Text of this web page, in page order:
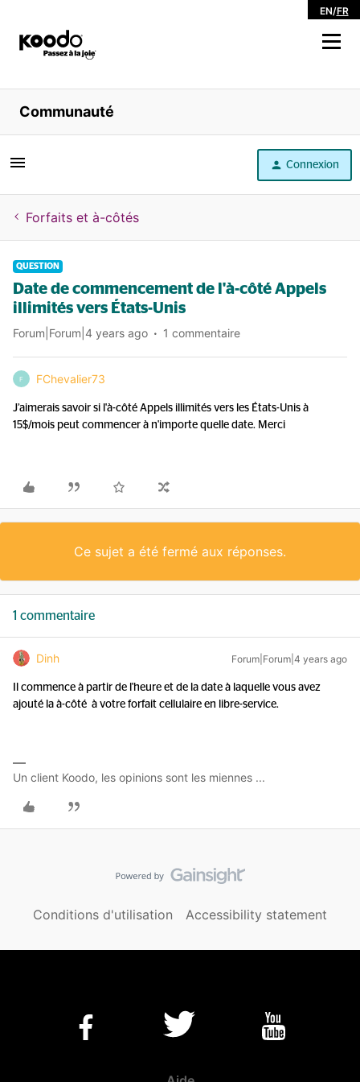
EN/FR
Magasiner
Libre service
Aide
Communauté
Connexion
Forfaits et à-côtés
QUESTION
Date de commencement de l'à-côté Appels
illimités vers États-Unis
Forum|Forum|4 years ago 1 commentaire
F FChevalier73
J’aimerais savoir si l'à-côté Appels illimités vers les États-Unis à
15$/mois peut commencer à n'importe quelle date. Merci
Ce sujet a été fermé aux réponses.
1 commentaire
Dinh Forum|Forum|4 years ago
Il commence à partir de l'heure et de la date à laquelle vous avez
ajouté la à-côté à votre forfait cellulaire en libre-service.
Un client Koodo, les opinions sont les miennes ...
Conditions d'utilisation Accessibility statement